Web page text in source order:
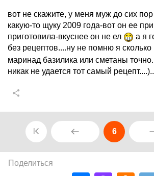
вот не скажите, у меня муж до сих
какую-то щуку 2009 года-вот он ее
приготовила-вкуснее он не ел
а я
без рецептов....ну не помню я
маринад базилика или сметаны
никак не удается тот самый
6
Поделиться